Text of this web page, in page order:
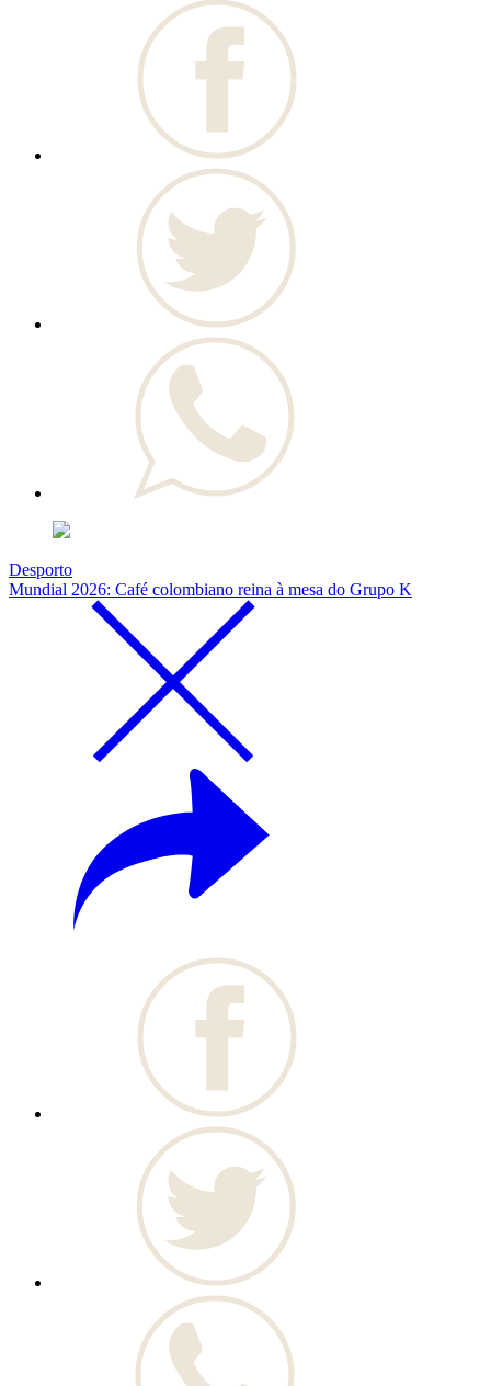
Desporto
Mundial 2026: Café colombiano reina à mesa do Grupo K